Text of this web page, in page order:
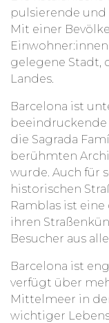
pulsierende
Mit einer
gelegene Stadt,
Landes.
Barcelona ist
beeindruckende
die Sagrada
berühmten
wurde. Auch für
historischen
Ramblas ist
ihren
Besucher aus
Barcelona ist
verfügt über
Mittelmeer in
wichtiger